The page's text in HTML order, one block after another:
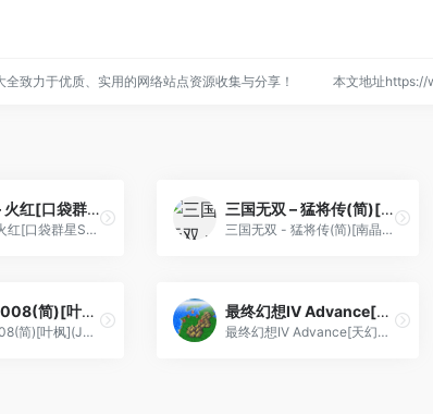
致力于优质、实用的网络站点资源收集与分享！ 本文地址
口袋妖怪 – 火红[口袋群星SP+情人](v20120407)(繁)(US)(128Mb)
口袋妖怪 – 火红[口袋群星SP+情人](v20120407)(繁)(US)(128Mb)
三国无双 – 猛将传(简)[南晶科技](CN)[RPG](16Mb)
三国无双 - 猛将传(简)[南晶科技](CN)[RPG](16Mb)
坦克大战2008(简)[叶枫](JP)[STG](0.18Mb)
坦克大战2008(简)[叶枫](JP)[STG](0.18Mb)
最终幻想IV Advance[天幻网+PGCG](v2.7)(简)(US)(64Mb)
最终幻想IV Advance[天幻网+PGCG](v2.7)(简)(US)(64Mb)